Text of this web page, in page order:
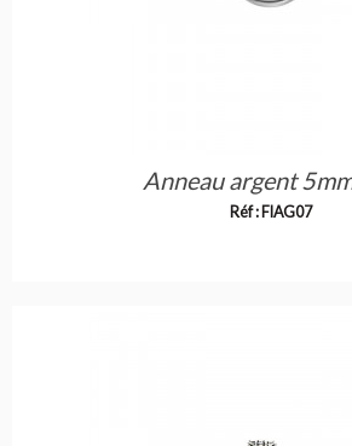
Anneau argent
Réf : FIAG07